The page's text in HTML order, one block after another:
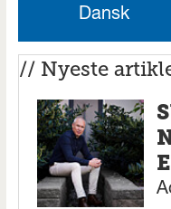
Dansk
// Nyeste